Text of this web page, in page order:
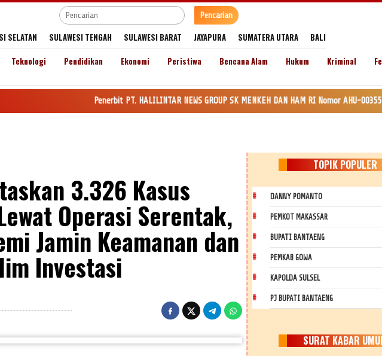
Pencarian
SELATAN SULAWESI TENGAH SULAWESI BARAT JAYAPURA SUMATERA UTARA
BALI
Teknologi Pendidikan Ekonomi Peristiwa Bencana Alam Hukum Kriminal
Penerbit PT. HALILINTAR NEWS GROUP SK MENKEH DAN HAM RI Nomor AHU-
3.326 Kasus
Operasi Serentak,
Jamin Keamanan dan
Investasi
TOPIK POPULER
DANNY POMANTO
PEMKOT MAKASSAR
BUPATI BANTAENG
PEMKAB GOWA
KAPOLDA SULSEL
PJ BUPATI BANTAENG
SURAT KABAR